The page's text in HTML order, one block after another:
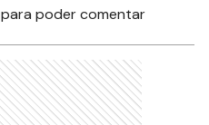
para poder comentar